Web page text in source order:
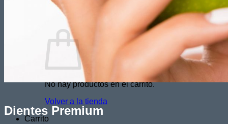
No hay productos en el carrito.
Volver a la tienda
Carrito
Dientes Premium